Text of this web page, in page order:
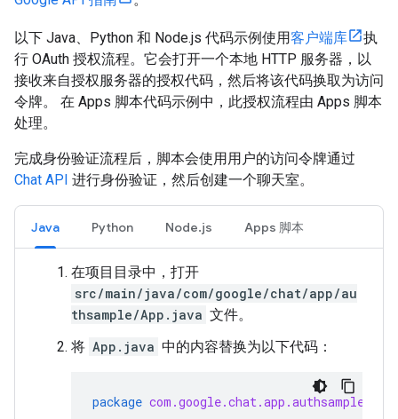
以下 Java、Python 和 Node.js 代码示例使用客户端库
执
行 OAuth 授权流程。它会打开一个本地 HTTP 服务器，以
接收来自授权服务器的授权代码，然后将该代码换取为访问
令牌。 在 Apps 脚本代码示例中，此授权流程由 Apps 脚本
处理。
完成身份验证流程后，脚本会使用用户的访问令牌通过
Chat API 进行身份验证，然后创建一个聊天室。
Java Python Node.js Apps 脚本
在项目目录中，打开
src/main/java/com/google/chat/app/au
thsample/App.java 文件。
将 App.java 中的内容替换为以下代码：
package com.google.chat.app.authsample